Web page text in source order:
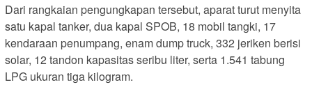
Dari rangkaian pengungkapan tersebut, aparat turut menyita
satu kapal tanker, dua kapal SPOB, 18 mobil tangki, 17
kendaraan penumpang, enam dump truck, 332 jeriken berisi
solar, 12 tandon kapasitas seribu liter, serta 1.541 tabung
LPG ukuran tiga kilogram.